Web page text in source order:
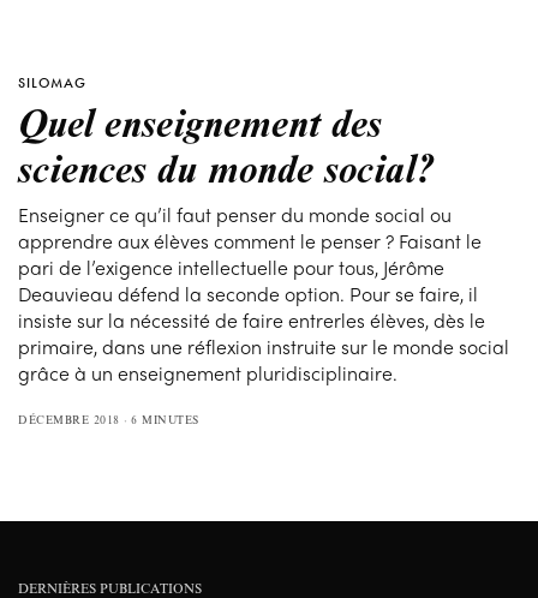
SILOMAG
Quel enseignement des
sciences du monde social?
Enseigner ce qu’il faut penser du monde social ou
apprendre aux élèves comment le penser ? Faisant le
pari de l’exigence intellectuelle pour tous, Jérôme
Deauvieau défend la seconde option. Pour se faire, il
insiste sur la nécessité de faire entrerles élèves, dès le
primaire, dans une réflexion instruite sur le monde social
grâce à un enseignement pluridisciplinaire.
DÉCEMBRE 2018 6 MINUTES
DERNIÈRES PUBLICATIONS